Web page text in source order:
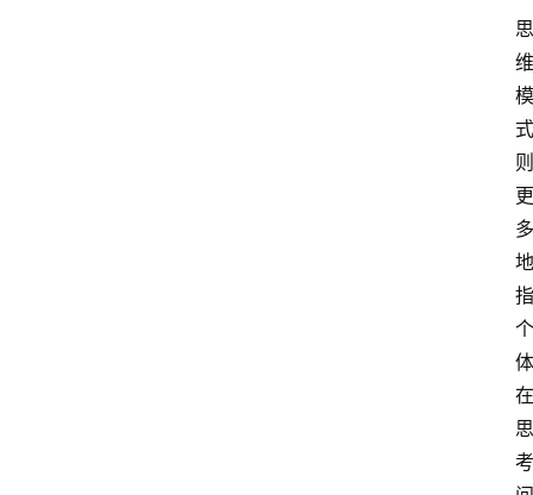
思
维
模
式
则
更
多
地
指
个
体
在
思
考